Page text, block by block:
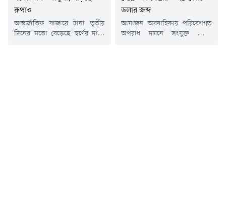
রুপাও
আন্তর্জাতিক বাজারে টানা তৃতীয়
দিনের মতো বেড়েছে স্বর্ণের দাম।
ডলার জব্দ
আমাজন অববাহিকায় পরিবেশগত
অপরাধ দমনে সংযুক্ত আরব